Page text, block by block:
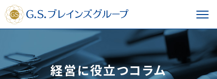
経営に役立つコラム